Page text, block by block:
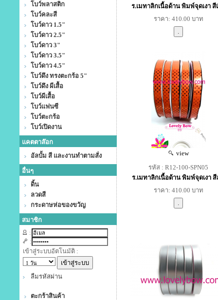
โบว์พลาสติก
โบว์คละสี
โบว์ดาว 1.5"
โบว์ดาว 2.5"
โบว์ดาว 3"
โบว์ดาว 3.5"
โบว์ดาว 4.5"
โบว์ดึง ทรงตะกร้อ 5"
โบว์ดึง ผีเสื้อ
โบว์ผีเสื้อ
โบว์แฟนซี
โบว์ตะกร้อ
โบว์เปิดงาน
แคตตาล๊อก
อัลบั้ม สี และงานทำตามสั่ง
อื่นๆ
ดิ้น
ลวดสี
กระดาษห่อของขวัญ
สมาชิก
:
:
เข้าสู่ระบบอัตโนมัติ :
ลืมรหัสผ่าน
ตะกร้าสินค้า
ร.เมทาลิกเนื้อด้าน พิมพ์จุดเงา สี
ราคา: 410.00 บาท
view
รหัส : R12-100-SPN05
ร.เมทาลิกเนื้อด้าน พิมพ์จุดเงา
ราคา: 410.00 บาท